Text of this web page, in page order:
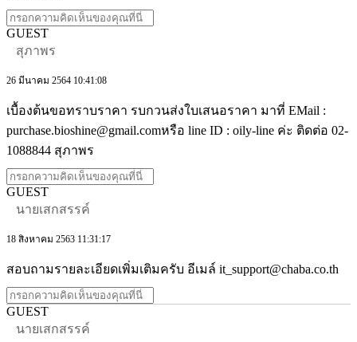
GUEST
สุภาพร
26 มีนาคม 2564 10:41:08
เบื้องต้นขอทราบราคา รบกวนส่งใบเสนอราคา มาที่ EMail :
purchase.bioshine@gmail.comหรือ line ID : oily-line ค่ะ ติดต่อ 02-
1088844 สุภาพร
GUEST
นายเสกสรรค์
18 สิงหาคม 2563 11:31:17
สอบถามรายละเอียดเพิ่มเติมครับ อีเมล์ it_support@chaba.co.th
GUEST
นายเสกสรรค์